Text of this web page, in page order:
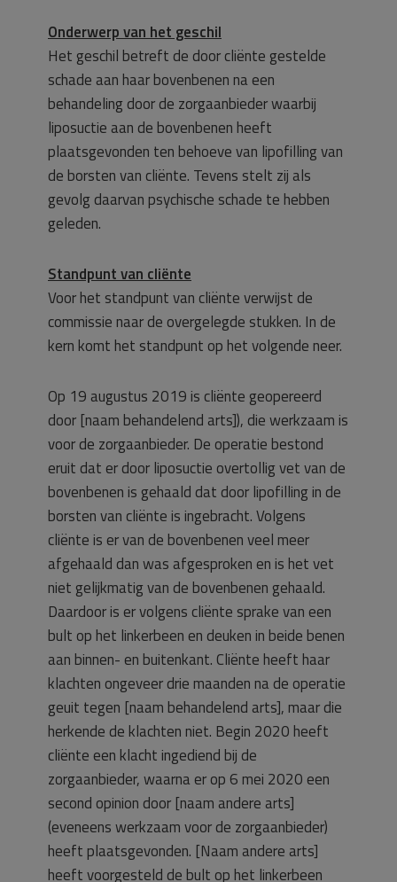
Onderwerp van het geschil
Het geschil betreft de door cliënte gestelde
schade aan haar bovenbenen na een
behandeling door de zorgaanbieder waarbij
liposuctie aan de bovenbenen heeft
plaatsgevonden ten behoeve van lipofilling van
de borsten van cliënte. Tevens stelt zij als
gevolg daarvan psychische schade te hebben
geleden.
Standpunt van cliënte
Voor het standpunt van cliënte verwijst de
commissie naar de overgelegde stukken. In de
kern komt het standpunt op het volgende neer.
Op 19 augustus 2019 is cliënte geopereerd
door [naam behandelend arts]), die werkzaam is
voor de zorgaanbieder. De operatie bestond
eruit dat er door liposuctie overtollig vet van de
bovenbenen is gehaald dat door lipofilling in de
borsten van cliënte is ingebracht. Volgens
cliënte is er van de bovenbenen veel meer
afgehaald dan was afgesproken en is het vet
niet gelijkmatig van de bovenbenen gehaald.
Daardoor is er volgens cliënte sprake van een
bult op het linkerbeen en deuken in beide benen
aan binnen- en buitenkant. Cliënte heeft haar
klachten ongeveer drie maanden na de operatie
geuit tegen [naam behandelend arts], maar die
herkende de klachten niet. Begin 2020 heeft
cliënte een klacht ingediend bij de
zorgaanbieder, waarna er op 6 mei 2020 een
second opinion door [naam andere arts]
(eveneens werkzaam voor de zorgaanbieder)
heeft plaatsgevonden. [Naam andere arts]
heeft voorgesteld de bult op het linkerbeen